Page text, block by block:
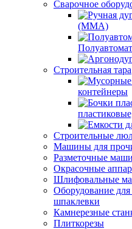
Сварочное
(MMA)
Строительная тара
контейнеры
Строительные
Машины для
Разметочные
Окрасочные
Шлифовальные
Оборудование
шпаклевки
Камнерезные
Плиткорезы